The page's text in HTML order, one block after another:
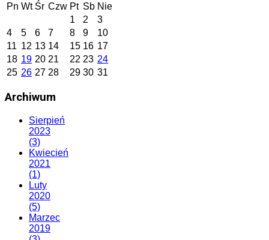
Pn Wt Śr Czw Pt Sb Nie
1
2
3
4
5 6 7 8 9
10
11 12 13 14 15 16 17
18 19 20 21 22 23 24
25 26 27 28 29 30 31
Archiwum
Sierpień
2023
(3)
Kwiecień
2021
(1)
Luty
2020
(5)
Marzec
2019